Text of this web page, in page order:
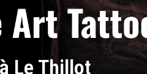
Le Thillot